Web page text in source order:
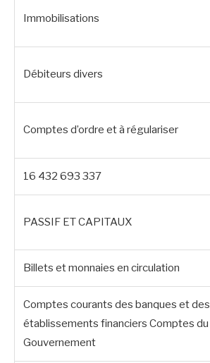
Immobilisations
Débiteurs divers
Comptes d’ordre et à régulariser
16 432 693 337
PASSIF ET CAPITAUX
Billets et monnaies en circulation
Comptes courants des banques et des
établissements financiers Comptes du
Gouvernement